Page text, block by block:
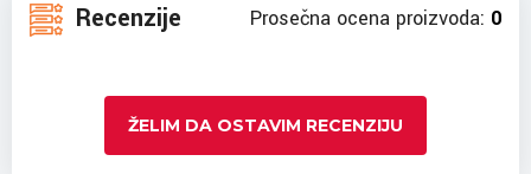
Recenzije Prosečna ocena proizvoda: 0
ŽELIM DA OSTAVIM RECENZIJU